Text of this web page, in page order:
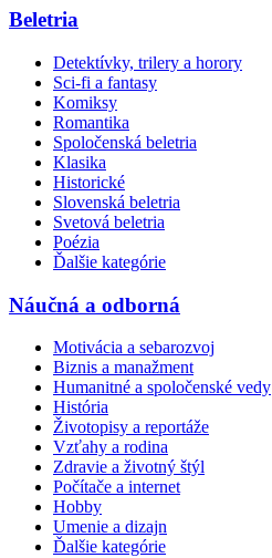
Beletria
Detektívky, trilery a horory
Sci-fi a fantasy
Komiksy
Romantika
Spoločenská beletria
Klasika
Historické
Slovenská beletria
Svetová beletria
Poézia
Ďalšie kategórie
Náučná a odborná
Motivácia a sebarozvoj
Biznis a manažment
Humanitné a spoločenské vedy
História
Životopisy a reportáže
Vzťahy a rodina
Zdravie a životný štýl
Počítače a internet
Hobby
Umenie a dizajn
Ďalšie kategórie